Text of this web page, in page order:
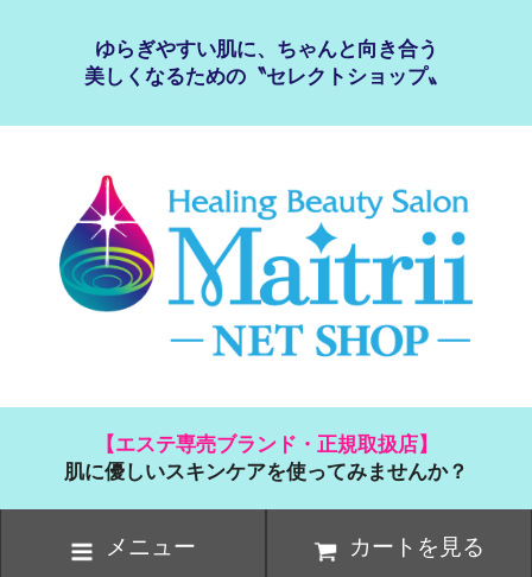
ゆらぎやすい肌に、ちゃんと向き合う
美しくなるための〝セレクトショップ〟
【エステ専売ブランド・正規取扱店】
肌に優しいスキンケアを使ってみませんか？
メニュー カートを見る